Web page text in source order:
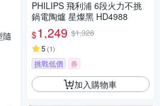
隨
PHILIPS 飛利浦 6段火力不挑
鍋電陶爐 星燦黑 HD4988
$1,249 $1,328
5 (1)
挑戰低價 券
加入購物車